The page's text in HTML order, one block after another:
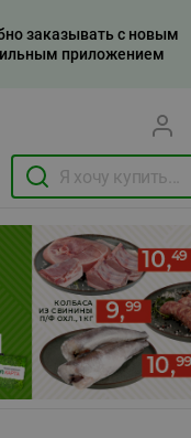
заказывать с новым
приложением